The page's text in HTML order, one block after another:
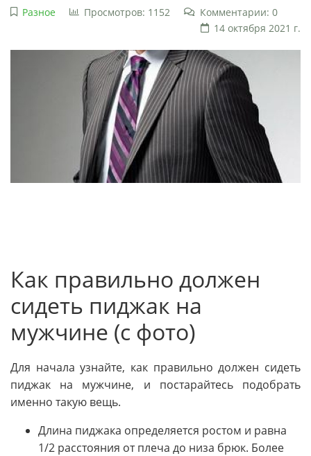
Разное Просмотров: 1152
Комментарии: 0
14 октября 2021 г.
Как правильно должен
сидеть пиджак на
мужчине (с фото)
Для начала узнайте, как правильно должен сидеть
пиджак на мужчине, и постарайтесь подобрать
именно такую вещь.
Длина пиджака определяется ростом и равна
1/2 расстояния от плеча до низа брюк. Более